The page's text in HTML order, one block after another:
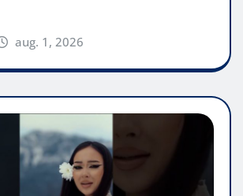
aug. 1, 2026